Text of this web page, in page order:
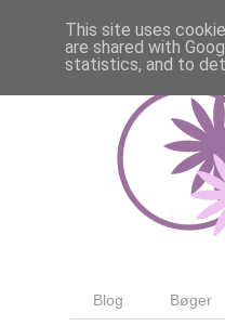
Blog Bøger
This site uses
are shared with
statistics, and to